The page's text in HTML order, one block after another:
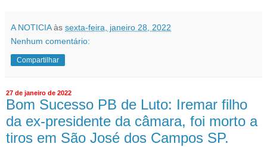
A NOTICIA às sexta-feira, janeiro 28, 2022
Nenhum comentário:
Compartilhar
27 de janeiro de 2022
Bom Sucesso PB de Luto: Iremar filho
da ex-presidente da câmara, foi morto a
tiros em São José dos Campos SP.